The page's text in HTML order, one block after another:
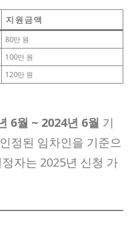
지원금액
80만 원
100만 원
120만 원
6월 ~ 2024년 6월 기
정된 임차인을 기준으
자는 2025년 신청 가